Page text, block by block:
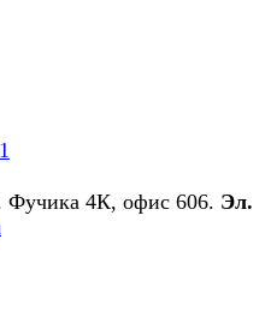
Фучика 4К, офис 606. Эл.